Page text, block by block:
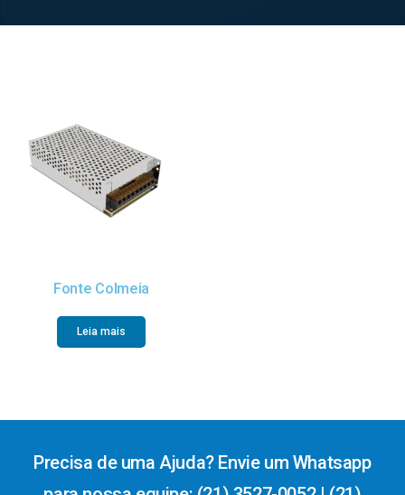
Fonte Colmeia
Leia mais
Precisa de uma Ajuda? Envie um Whatsapp